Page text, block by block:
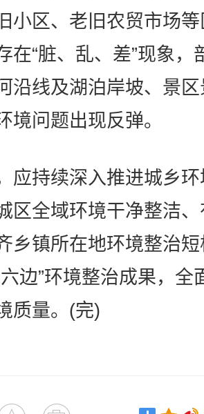
小区、老旧农贸市场
在“脏、乱、差”现象，
沿线及湖泊岸坡、景
境问题出现反弹。
应持续深入推进城乡
区全域环境干净整洁
乡镇所在地环境整治
边”环境整治成果，全
质量。(完)